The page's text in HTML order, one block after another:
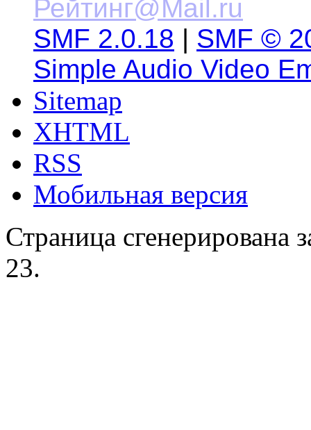
SMF 2.0.18 | SMF ©
Simple Audio Video
Sitemap
XHTML
RSS
Мобильная версия
Страница сгенерирована
23.